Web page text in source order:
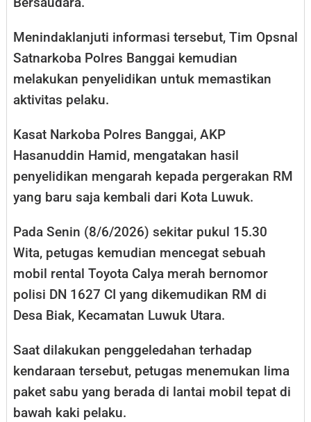
Menindaklanjuti informasi tersebut, Tim Opsnal
Satnarkoba Polres Banggai kemudian
melakukan penyelidikan untuk memastikan
aktivitas pelaku.
Kasat Narkoba Polres Banggai, AKP
Hasanuddin Hamid, mengatakan hasil
penyelidikan mengarah kepada pergerakan RM
yang baru saja kembali dari Kota Luwuk.
Pada Senin (8/6/2026) sekitar pukul 15.30
Wita, petugas kemudian mencegat sebuah
mobil rental Toyota Calya merah bernomor
polisi DN 1627 CI yang dikemudikan RM di
Desa Biak, Kecamatan Luwuk Utara.
Saat dilakukan penggeledahan terhadap
kendaraan tersebut, petugas menemukan lima
paket sabu yang berada di lantai mobil tepat di
bawah kaki pelaku.